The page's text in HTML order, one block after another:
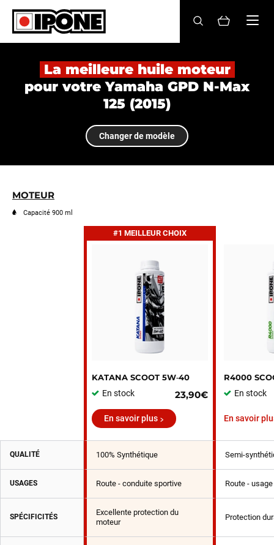
Ipone
HUILES MOTEUR
ENTRETIEN
MAINTENANCE
Revendeurs
BE
La meilleure huile moteur
pour votre Yamaha GPD N-Max
125 (2015)
Changer de modèle
MOTEUR
Capacité 900 ml
#1 MEILLEUR CHOIX
KATANA SCOOT 5W‑40
En stock
23,90€
R4000
En stock
En savoir plus En savoir
QUALITÉ 100% Synthétique Semi-
USAGES Route - conduite sportive Route -
SPÉCIFICITÉS
Excellente protection du
moteur
Protection